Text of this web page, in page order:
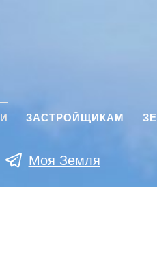
ЗАСТРОЙЩИКАМ
Моя Земля